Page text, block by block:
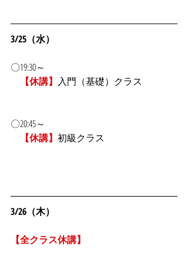
3/25（水）
〇19:30～
【休講】 入門（基礎）クラス
〇20:45～
【休講】 初級クラス
3/26（木）
【全クラス休講】